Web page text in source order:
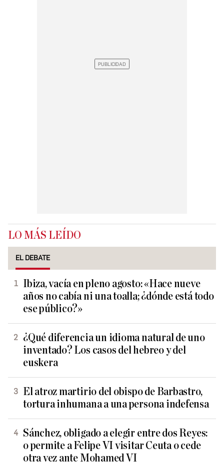
LO MÁS LEÍDO
EL DEBATE
Ibiza, vacía en pleno agosto: «Hace nueve
años no cabía ni una toalla; ¿dónde está todo
ese público?»
¿Qué diferencia un idioma natural de uno
inventado? Los casos del hebreo y del
euskera
El atroz martirio del obispo de Barbastro,
tortura inhumana a una persona indefensa
Sánchez, obligado a elegir entre dos Reyes:
o permite a Felipe VI visitar Ceuta o cede
otra vez ante Mohamed VI